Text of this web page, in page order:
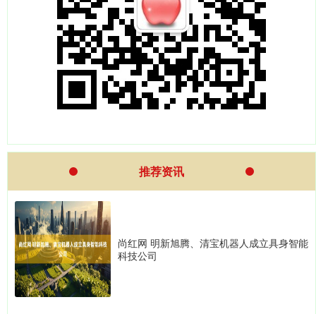
推荐资讯
尚红网 明新旭腾、清宝机器人成立具身智能
科技公司